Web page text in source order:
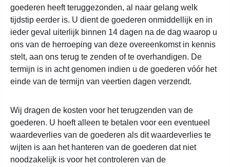
goederen heeft teruggezonden, al naar gelang welk
tijdstip eerder is. U dient de goederen onmiddellijk en in
ieder geval uiterlijk binnen 14 dagen na de dag waarop u
ons van de herroeping van deze overeenkomst in kennis
stelt, aan ons terug te zenden of te overhandigen. De
termijn is in acht genomen indien u de goederen vóór het
einde van de termijn van veertien dagen verzendt.
Wij dragen de kosten voor het terugzenden van de
goederen. U hoeft alleen te betalen voor een eventueel
waardeverlies van de goederen als dit waardeverlies te
wijten is aan het hanteren van de goederen dat niet
noodzakelijk is voor het controleren van de